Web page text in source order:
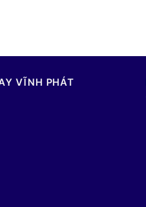
VĨNH PHÁT